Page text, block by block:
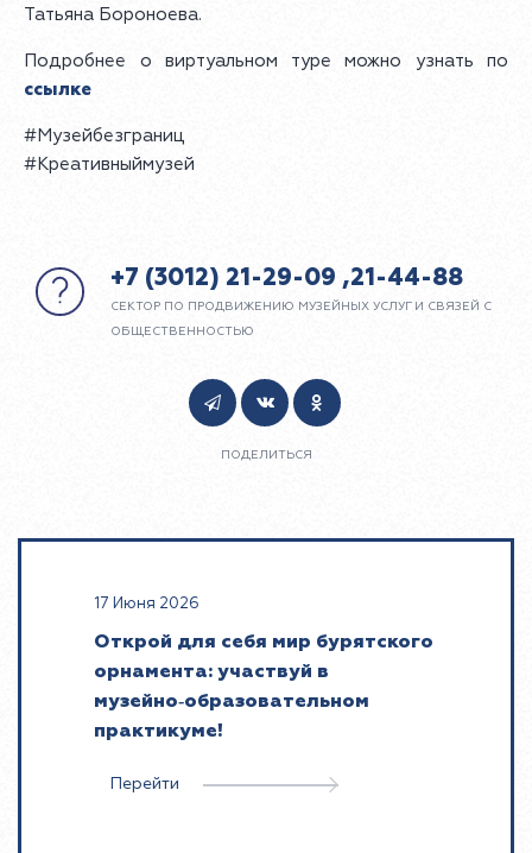
Татьяна Бороноева.
Подробнее о виртуальном туре можно узнать по
ссылке
#Музейбезграниц
#Креативныймузей
+7 (3012) 21-29-09 ,21-44-88
СЕКТОР ПО ПРОДВИЖЕНИЮ МУЗЕЙНЫХ УСЛУГ И СВЯЗЕЙ С
ОБЩЕСТВЕННОСТЬЮ
ПОДЕЛИТЬСЯ
17 Июня 2026
Открой для себя мир бурятского
орнамента: участвуй в
музейно‑образовательном
практикуме!
Перейти